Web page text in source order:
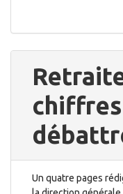
Un quatre pages